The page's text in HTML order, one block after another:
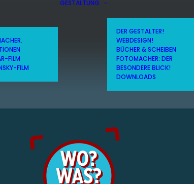
FILM
FILM
GESTALTUNG
DER GESTALTER!
WEBDESIGN!
BÜCHER & SCHEIBEN
FOTOMACHER: DER
BESONDERE BLICK!
DOWNLOADS